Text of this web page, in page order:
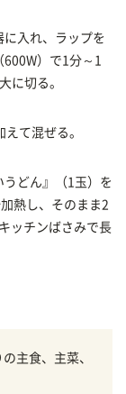
入れ、ラップを
）で1分～1
に切る。
て混ぜる。
どん』（1玉）を
熱し、そのまま2
ッチンばさみで長
主食、主菜、